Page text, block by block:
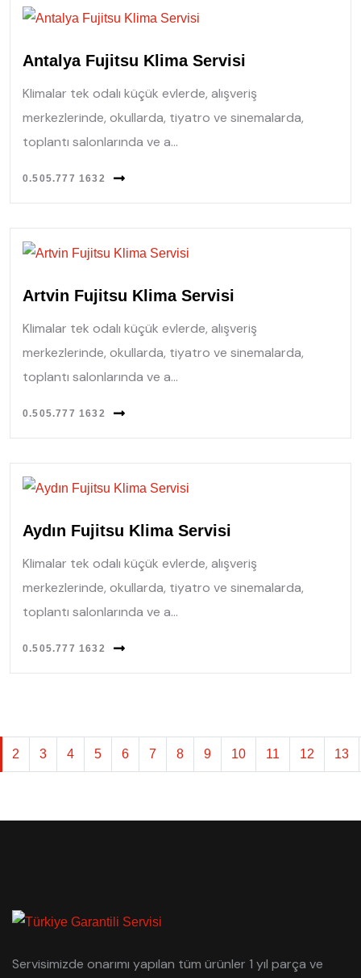
Antalya Fujitsu Klima Servisi
Klimalar tek odalı küçük evlerde, alışveriş
merkezlerinde, okullarda, tiyatro ve sinemalarda,
toplantı salonlarında ve a...
0.505.777 1632
Artvin Fujitsu Klima Servisi
Klimalar tek odalı küçük evlerde, alışveriş
merkezlerinde, okullarda, tiyatro ve sinemalarda,
toplantı salonlarında ve a...
0.505.777 1632
Aydın Fujitsu Klima Servisi
Klimalar tek odalı küçük evlerde, alışveriş
merkezlerinde, okullarda, tiyatro ve sinemalarda,
toplantı salonlarında ve a...
0.505.777 1632
2 3 4 5 6 7 8 9 10 11 12 13
Servisimizde onarımı yapılan tüm ürünler 1 yıl parça ve